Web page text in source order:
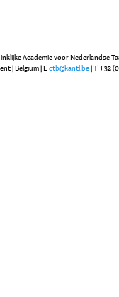
Academie voor Nederlandse
| Belgium | Ectb@kantl.be | T +32